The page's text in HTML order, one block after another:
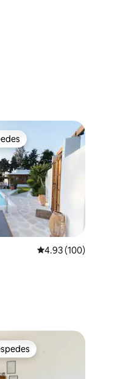
evaluacionesCalificación promedio:
4.93 (100)
entre huéspedes